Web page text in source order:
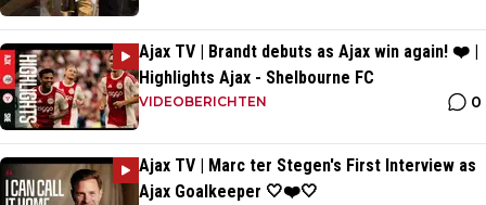
Ajax TV | Brandt debuts as Ajax win again! ❤️ |
Highlights Ajax - Shelbourne FC
VIDEOBERICHTEN 0
Ajax TV | Marc ter Stegen's First Interview as
Ajax Goalkeeper 🤍❤️🤍